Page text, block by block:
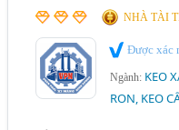
NHÀ TÀI
Được xác
Ngành: KEO
RON, KEO